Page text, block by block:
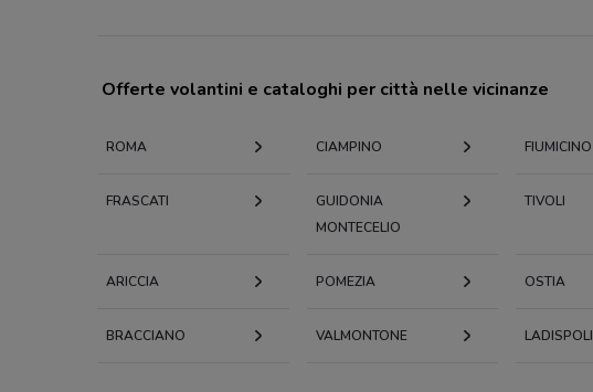
Offerte volantini e cataloghi per città nelle vicinanze
ROMA CIAMPINO FIUMICINO
FRASCATI
GUIDONIA
MONTECELIO
TIVOLI
ARICCIA POMEZIA OSTIA
BRACCIANO VALMONTONE LADISPOLI